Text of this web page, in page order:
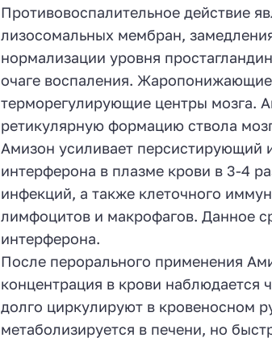
Противовоспалительное действие
лизосомальных мембран,
нормализации уровня
очаге воспаления. Жаропонижающие
терморегулирующие центры мозга.
ретикулярную формацию ствола
Амизон усиливает персистирующий
интерферона в плазме крови в 3-4
инфекций, а также клеточного
лимфоцитов и макрофагов. Данное
интерферона.
После перорального применения
концентрация в крови наблюдается
долго циркулируют в кровеносном
метаболизируется в печени, но